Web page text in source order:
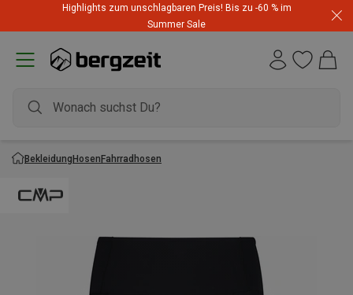
Highlights zum unschlagbaren Preis! Bis zu -60 % im
Summer Sale
BekleidungHosenFahrradhosen